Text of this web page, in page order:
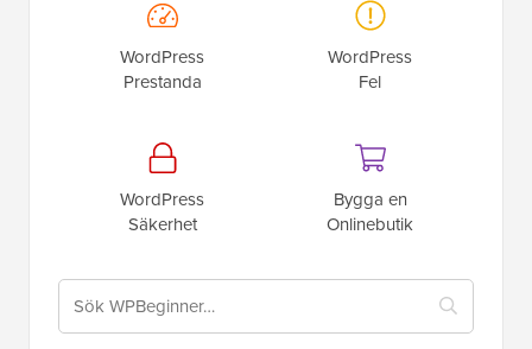
WordPress
Prestanda
WordPress
Fel
WordPress
Säkerhet
Bygga en
Onlinebutik